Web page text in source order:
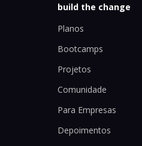
build the change
Planos
Bootcamps
Projetos
Comunidade
Para Empresas
Depoimentos